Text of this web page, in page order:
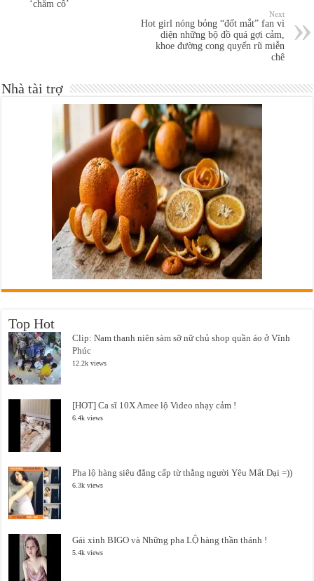
‘chăm cô’
Next
Hot girl nóng bỏng “đốt mắt” fan vì
diện những bộ đồ quá gợi cảm,
khoe đường cong quyến rũ miễn
chê
Nhà tài trợ
Top Hot
Clip: Nam thanh niên sàm sỡ nữ chủ shop quần áo ở Vĩnh
Phúc
12.2k views
[HOT] Ca sĩ 10X Amee lộ Video nhạy cảm !
6.4k views
Pha lộ hàng siêu đẳng cấp từ thằng người Yêu Mất Dại =))
6.3k views
Gái xinh BIGO và Những pha LỘ hàng thần thánh !
5.4k views